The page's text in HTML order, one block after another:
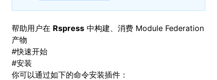
帮助用户在 Rspress 中构建、消费 Module Federation
产物
#快速开始
#安装
你可以通过如下的命令安装插件：